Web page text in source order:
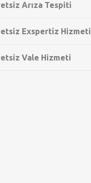
Arıza Tespiti
Exspertiz Hizmeti
Vale Hizmeti